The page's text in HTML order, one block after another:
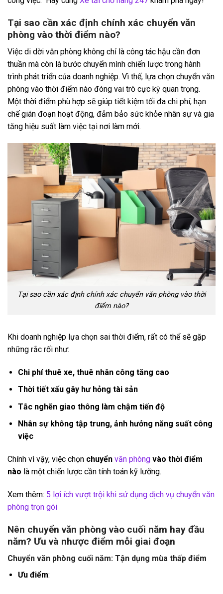
Tại sao cần xác định chính xác chuyển văn
phòng vào thời điểm nào?
Việc di dời văn phòng không chỉ là công tác hậu cần đơn
thuần mà còn là bước chuyển mình chiến lược trong hành
trình phát triển của doanh nghiệp. Vì thế, lựa chọn chuyển văn
phòng vào thời điểm nào đóng vai trò cực kỳ quan trọng.
Một thời điểm phù hợp sẽ giúp tiết kiệm tối đa chi phí, hạn
chế gián đoạn hoạt động, đảm bảo sức khỏe nhân sự và gia
tăng hiệu suất làm việc tại nơi làm mới.
Tại sao cần xác định chính xác chuyển văn phòng vào thời
điểm nào?
Khi doanh nghiệp lựa chọn sai thời điểm, rất có thể sẽ gặp
những rắc rối như:
Chi phí thuê xe, thuê nhân công tăng cao
Thời tiết xấu gây hư hỏng tài sản
Tắc nghẽn giao thông làm chậm tiến độ
Nhân sự không tập trung, ảnh hưởng năng suất công
việc
Chính vì vậy, việc chọn chuyển văn phòng vào thời điểm
nào là một chiến lược cần tính toán kỹ lưỡng.
Xem thêm: 5 lợi ích vượt trội khi sử dụng dịch vụ chuyển văn
phòng trọn gói
Nên chuyển văn phòng vào cuối năm hay đầu
năm? Ưu và nhược điểm mỗi giai đoạn
Chuyển văn phòng cuối năm: Tận dụng mùa thấp điểm
Ưu điểm: